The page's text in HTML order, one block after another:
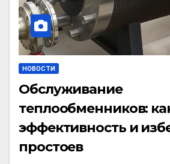
НОВОСТИ
Обслуживание
теплообменников:
эффективность и
простоев